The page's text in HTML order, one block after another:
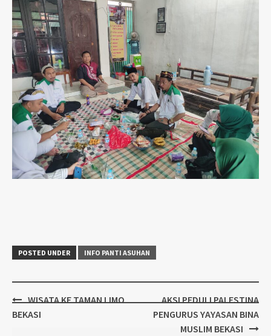
POSTED UNDER INFO PANTI ASUHAN
Post
navigation
WISATA KE TAMAN LIMO
BEKASI
AKSI PEDULI PALESTINA
PENGURUS YAYASAN BINA
MUSLIM BEKASI